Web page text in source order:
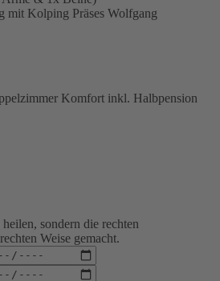
mit Kolping Präses Wolfgang
Komfort inkl. Halbpension
sondern die rechten
Weise gemacht.